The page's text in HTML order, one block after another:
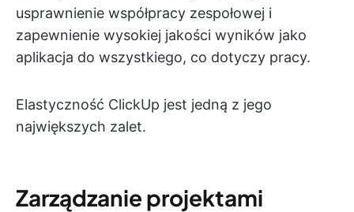
usprawnienie współpracy zespołowej i
zapewnienie wysokiej jakości wyników jako
aplikacja do wszystkiego, co dotyczy pracy.
Elastyczność ClickUp jest jedną z jego
największych zalet.
Zarządzanie projektami